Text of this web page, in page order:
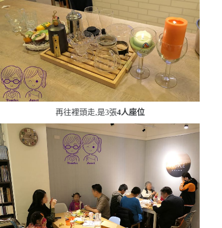
再往裡頭走,是3張4人座位